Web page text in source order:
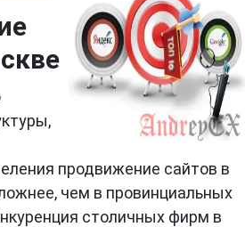
продвижение сайтов в
чем в провинциальных
столичных фирм в